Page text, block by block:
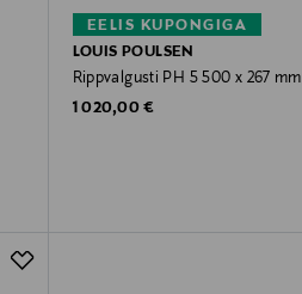
EELIS KUPONGIGA
LOUIS POULSEN
Rippvalgusti PH 5 500 x 267 mm
Original Price
1 020,00 €